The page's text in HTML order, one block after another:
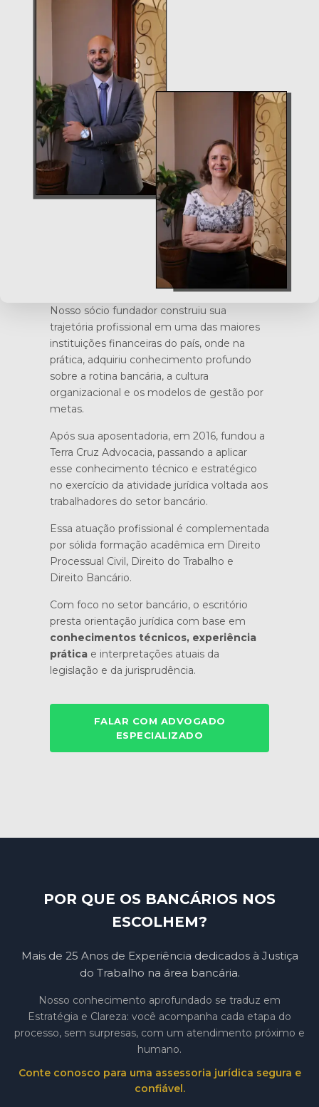
Nosso sócio fundador construiu sua
trajetória profissional em uma das maiores
instituições financeiras do país, onde na
prática, adquiriu conhecimento profundo
sobre a rotina bancária, a cultura
organizacional e os modelos de gestão por
metas.
Após sua aposentadoria, em 2016, fundou a
Terra Cruz Advocacia, passando a aplicar
esse conhecimento técnico e estratégico
no exercício da atividade jurídica voltada aos
trabalhadores do setor bancário.
Essa atuação profissional é complementada
por sólida formação acadêmica em Direito
Processual Civil, Direito do Trabalho e
Direito Bancário.
Com foco no setor bancário, o escritório
presta orientação jurídica com base em
conhecimentos técnicos, experiência
prática e interpretações atuais da
legislação e da jurisprudência.
FALAR COM ADVOGADO
ESPECIALIZADO
POR QUE OS BANCÁRIOS NOS
ESCOLHEM?
Mais de 25 Anos de Experiência dedicados à Justiça
do Trabalho na área bancária.
Nosso conhecimento aprofundado se traduz em
Estratégia e Clareza: você acompanha cada etapa do
processo, sem surpresas, com um atendimento próximo e
humano.
Conte conosco para uma assessoria jurídica segura e
confiável.